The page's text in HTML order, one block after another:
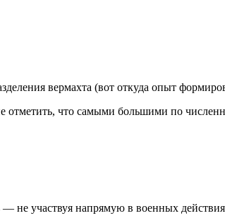
вермахта (вот откуда опыт
что самыми большими по
участвуя напрямую в военных